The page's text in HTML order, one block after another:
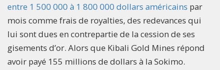
entre 1 500 000 à 1 800 000 dollars américains par
mois comme frais de royalties, des redevances qui
lui sont dues en contrepartie de la cession de ses
gisements d’or. Alors que Kibali Gold Mines répond
avoir payé 155 millions de dollars à la Sokimo.